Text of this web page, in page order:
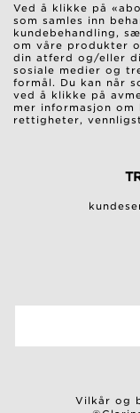
Ved å klikke på
som samles inn
kundebehandling,
om våre produkter
din atferd og/eller
sosiale medier og
formål. Du kan når
ved å klikke på
mer informasjon
rettigheter,
Vilkår og